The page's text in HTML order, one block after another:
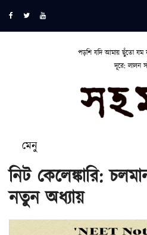
পড়শি যদি আমায় ছুঁতো যম
দূরে: লালন
মেনু
নিট কেলেঙ্কারি:
নতুন অধ্যায়